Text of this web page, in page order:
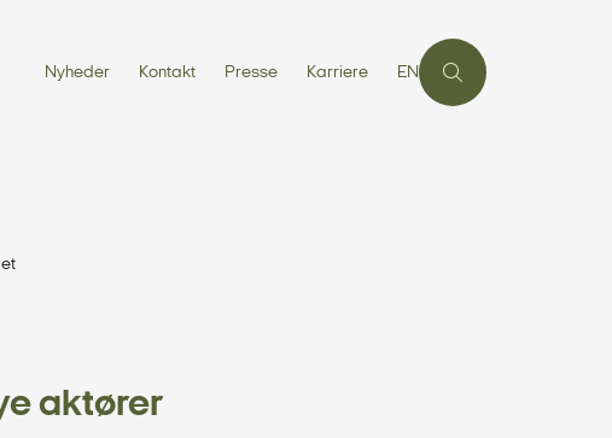
Nyheder Kontakt Presse Karriere EN
aktører